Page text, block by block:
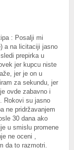
: Posalji mi
a na licitaciji jasno
prepirka u
jer kupcu niste
jer je on u
za sekundu, jer
ovde zabavno i
Rokovi su jasno
ne pridržavanjem
30 dana ako
u smislu promene
ne oceni ,
da to razmotri.